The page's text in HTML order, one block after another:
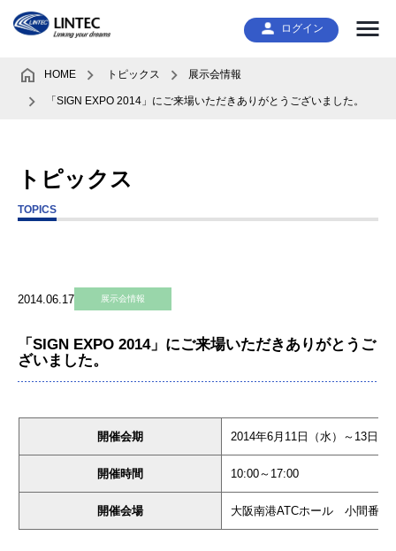
ログイン
HOME トピックス 展示会情報
「SIGN EXPO 2014」にご来場いただきありがとうございました。
トピックス
TOPICS
2014.06.17 展示会情報
「SIGN EXPO 2014」にご来場いただきありがとうご
ざいました。
開催会期 2014年6月11日（水）～13日（
開催時間 10:00～17:00
開催会場 大阪南港ATCホール 小間番